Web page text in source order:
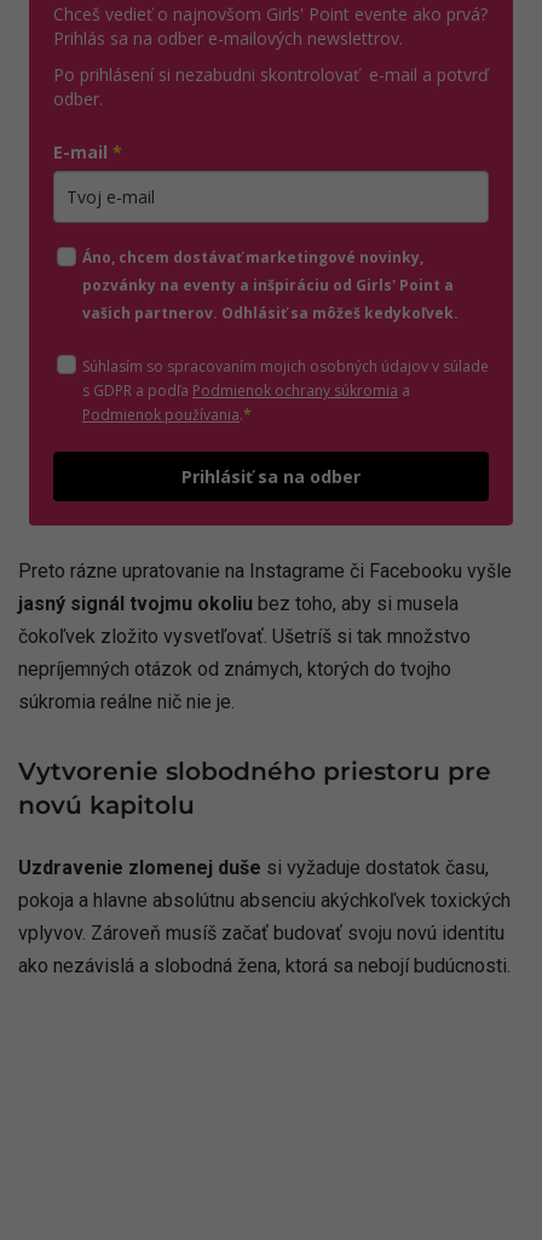
Chceš vedieť o najnovšom Girls' Point evente ako prvá?
Prihlás sa na odber e-mailových newslettrov.
Po prihlásení si nezabudni skontrolovať e-mail a potvrď
odber.
E-mail *
Áno, chcem dostávať marketingové novinky,
pozvánky na eventy a inšpiráciu od Girls' Point a
vašich partnerov. Odhlásiť sa môžeš kedykoľvek.
Súhlasím so spracovaním mojich osobných údajov v súlade
s GDPR a podľa Podmienok ochrany súkromia (otvorí sa v novom
a
Podmienok používania(otvorí sa v novom okne)
.*
Prihlásiť sa na odber
Preto rázne upratovanie na Instagrame či Facebooku vyšle
jasný signál tvojmu okoliu bez toho, aby si musela
čokoľvek zložito vysvetľovať. Ušetríš si tak množstvo
nepríjemných otázok od známych, ktorých do tvojho
súkromia reálne nič nie je.
Vytvorenie slobodného priestoru pre
novú kapitolu
Uzdravenie zlomenej duše si vyžaduje dostatok času,
pokoja a hlavne absolútnu absenciu akýchkoľvek toxických
vplyvov. Zároveň musíš začať budovať svoju novú identitu
ako nezávislá a slobodná žena, ktorá sa nebojí budúcnosti.